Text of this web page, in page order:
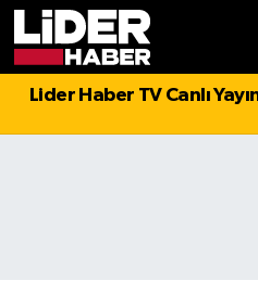
Lider Haber TV Canlı
Politika
Hava Durumu